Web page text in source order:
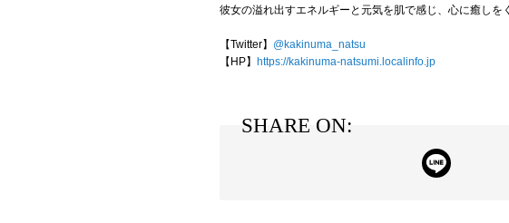
彼女の溢れ出すエネルギーと元気を肌で感じ、心に癒し
【Twitter】 @kakinuma_natsu
【HP】
https://kakinuma-natsumi.localinfo.jp
SHARE ON: